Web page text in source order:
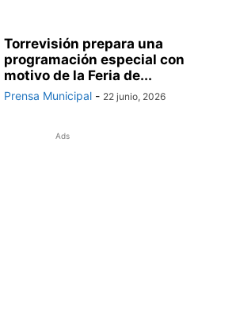
Torrevisión prepara una
programación especial con
motivo de la Feria de...
Prensa Municipal - 22 junio, 2026
Ads